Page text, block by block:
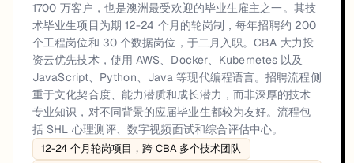
标签: CBA, Commonwealth Bank, Banking, Graduate Program,
1700 万客户，也是澳洲最受欢迎的毕业生雇主之一。其技
术毕业生项目为期 12-24 个月的轮岗制，每年招聘约 200
个工程岗位和 30 个数据岗位，于二月入职。CBA 大力投
资云优先技术，使用 AWS、Docker、Kubernetes 以及
JavaScript、Python、Java 等现代编程语言。招聘流程侧
重于文化契合度、能力潜质和成长潜力，而非深厚的技术
专业知识，对不同背景的应届毕业生都较为友好。流程包
括 SHL 心理测评、数字视频面试和综合评估中心。
12-24 个月轮岗项目，跨 CBA 多个技术团队